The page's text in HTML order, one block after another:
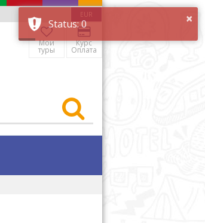
EUR
Мои
туры
Курс
Оплата